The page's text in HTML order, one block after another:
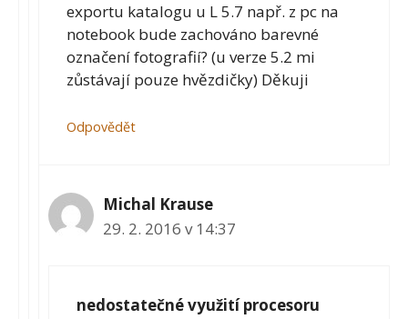
exportu katalogu u L 5.7 např. z pc na
notebook bude zachováno barevné
označení fotografií? (u verze 5.2 mi
zůstávají pouze hvězdičky) Děkuji
Odpovědět
Michal Krause
29. 2. 2016 v 14:37
nedostatečné využití procesoru